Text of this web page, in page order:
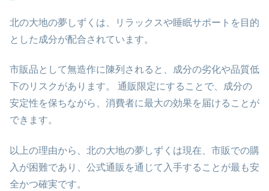
北の大地の夢しずくは、リラックスや睡眠サポートを目的
とした成分が配合されています。
市販品として無造作に陳列されると、成分の劣化や品質低
下のリスクがあります。 通販限定にすることで、成分の
安定性を保ちながら、消費者に最大の効果を届けることが
できます。
以上の理由から、北の大地の夢しずくは現在、市販での購
入が困難であり、公式通販を通じて入手することが最も安
全かつ確実です。